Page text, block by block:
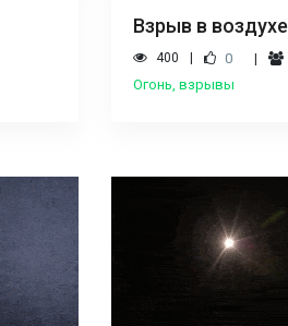
Взрыв в воздухе
400 0
Огонь, взрывы